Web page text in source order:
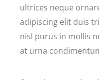
ultrices neque
adipiscing elit duis
nisl purus in mollis
at urna